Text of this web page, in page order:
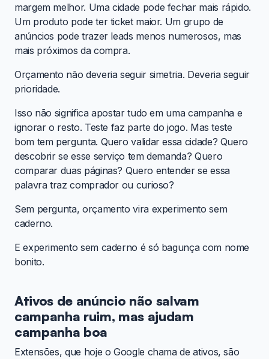
margem melhor. Uma cidade pode fechar mais rápido.
Um produto pode ter ticket maior. Um grupo de
anúncios pode trazer leads menos numerosos, mas
mais próximos da compra.
Orçamento não deveria seguir simetria. Deveria seguir
prioridade.
Isso não significa apostar tudo em uma campanha e
ignorar o resto. Teste faz parte do jogo. Mas teste
bom tem pergunta. Quero validar essa cidade? Quero
descobrir se esse serviço tem demanda? Quero
comparar duas páginas? Quero entender se essa
palavra traz comprador ou curioso?
Sem pergunta, orçamento vira experimento sem
caderno.
E experimento sem caderno é só bagunça com nome
bonito.
Ativos de anúncio não salvam
campanha ruim, mas ajudam
campanha boa
Extensões, que hoje o Google chama de ativos, são